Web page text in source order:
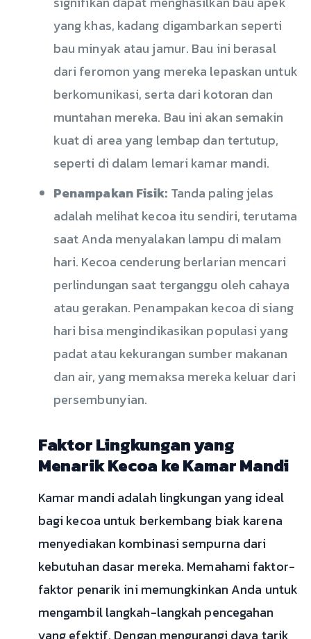
yang khas, kadang digambarkan seperti
bau minyak atau jamur. Bau ini berasal
dari feromon yang mereka lepaskan untuk
berkomunikasi, serta dari kotoran dan
muntahan mereka. Bau ini akan semakin
kuat di area yang lembap dan tertutup,
seperti di dalam lemari kamar mandi.
Penampakan Fisik: Tanda paling jelas
adalah melihat kecoa itu sendiri, terutama
saat Anda menyalakan lampu di malam
hari. Kecoa cenderung berlarian mencari
perlindungan saat terganggu oleh cahaya
atau gerakan. Penampakan kecoa di siang
hari bisa mengindikasikan populasi yang
padat atau kekurangan sumber makanan
dan air, yang memaksa mereka keluar dari
persembunyian.
Faktor Lingkungan yang
Menarik Kecoa ke Kamar Mandi
Kamar mandi adalah lingkungan yang ideal
bagi kecoa untuk berkembang biak karena
menyediakan kombinasi sempurna dari
kebutuhan dasar mereka. Memahami faktor-
faktor penarik ini memungkinkan Anda untuk
mengambil langkah-langkah pencegahan
yang efektif. Dengan mengurangi daya tarik